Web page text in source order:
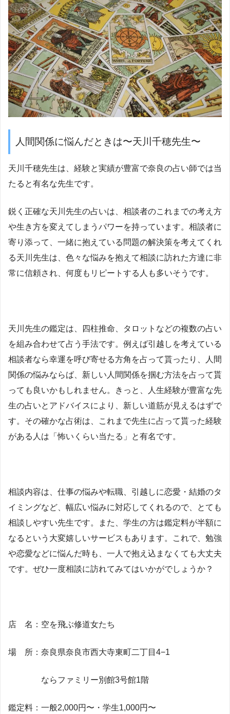
人間関係に悩んだときは〜天川千穂先生〜
天川千穂先生は、経験と実績が豊富で奈良の占い師では当
たると有名な先生です。
鋭く正確な天川先生の占いは、相談者のこれまでの考え方
や生き方を変えてしまうパワーを持っています。相談者に
寄り添って、一緒に抱えている問題の解決策を考えてくれ
る天川先生は、色々な悩みを抱えて相談に訪れた方達に非
常に信頼され、何度もリピートする人も多いそうです。
天川先生の鑑定は、四柱推命、タロットなどの複数の占い
を組み合わせて占う手法です。例えば引越しを考えている
相談者なら幸運を呼び寄せる方角を占って貰ったり、人間
関係の悩みならば、新しい人間関係を掴む方法を占って貰
っても良いかもしれません。きっと、人生経験が豊富な先
生の占いとアドバイスにより、新しい道筋が見えるはずで
す。その確かな占術は、これまで先生に占って貰った経験
がある人は「怖いくらい当たる」と有名です。
相談内容は、仕事の悩みや転職、引越しに恋愛・結婚のタ
イミングなど、幅広い悩みに対応してくれるので、とても
相談しやすい先生です。また、学生の方は鑑定料が半額に
なるという大変嬉しいサービスもあります。これで、勉強
や恋愛などに悩んだ時も、一人で抱え込まなくても大丈夫
です。ぜひ一度相談に訪れてみてはいかがでしょうか？
店 名：空を飛ぶ修道女たち
場 所：奈良県奈良市西大寺東町二丁目4−1
ならファミリー別館3号館1階
鑑定料：一般2,000円〜・学生1,000円〜